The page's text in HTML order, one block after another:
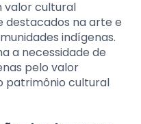
valor cultural
destacados na arte e
indígenas.
a necessidade de
pelo valor
patrimônio cultural